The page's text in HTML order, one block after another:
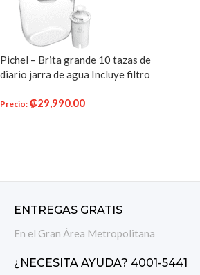
Pichel – Brita grande 10 tazas de
diario jarra de agua Incluye filtro
Precio: ₡29,990.00
ENTREGAS GRATIS
En el Gran Área Metropolitana
¿NECESITA AYUDA? 4001-5441